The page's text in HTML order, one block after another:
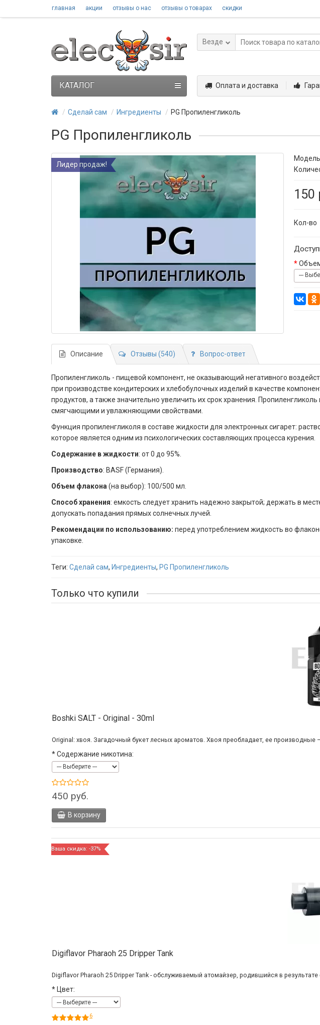
главная акции отзывы о нас отзывы о товарах скидки
Везде
Оплата и доставка
КАТАЛОГ
Сделай сам Ингредиенты PG Пропиленгликоль
PG Пропиленгликоль
Лидер продаж!
150
Кол-во
Описание Отзывы (540) Вопрос-ответ
Пропиленгликоль - пищевой компонент, не оказывающий негативного
при производстве кондитерских и хлебобулочных изделий в качестве
продуктов, а также значительно увеличить их срок хранения.
смягчающими и увлажняющими свойствами.
Функция пропиленгликоля в составе жидкости для электронных сигарет:
которое является одним из психологических составляющих процесса курения.
Содержание в жидкости: от 0 до 95%.
Производство: BASF (Германия).
Объем флакона (на выбор): 100/500 мл.
Способ хранения: емкость следует хранить надежно закрытой; держать в
допускать попадания прямых солнечных лучей.
Рекомендации по использованию: перед употреблением жидкость во
упаковке.
Теги: Сделай сам, Ингредиенты, PG Пропиленгликоль
Только что купили
Boshki SALT - Original - 30ml
Original: хвоя. Загадочный букет лесных ароматов. Хвоя преобладает, ее производные –
*Содержание никотина:
450 руб.
В корзину
Ваша скидка: -37%
Digiflavor Pharaoh 25 Dripper Tank
Digiflavor Pharaoh 25 Dripper Tank - обслуживаемый атомайзер, родившийся в результате
* Цвет:
6